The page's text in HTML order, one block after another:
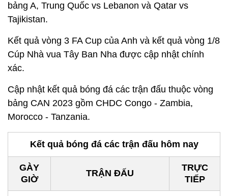
bảng A, Trung Quốc vs Lebanon và Qatar vs
Tajikistan.
Kết quả vòng 3 FA Cup của Anh và kết quả vòng 1/8
Cúp Nhà vua Tây Ban Nha được cập nhật chính
xác.
Cập nhật kết quả bóng đá các trận đấu thuộc vòng
bảng CAN 2023 gồm CHDC Congo - Zambia,
Morocco - Tanzania.
Kết quả bóng đá các trận đấu hôm nay
GÀY
GIỜ
TRẬN ĐẤU
TRỰC
TIẾP